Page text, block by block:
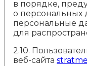
в порядке,
о персональных
персональные
для
2.10.
веб-сайта